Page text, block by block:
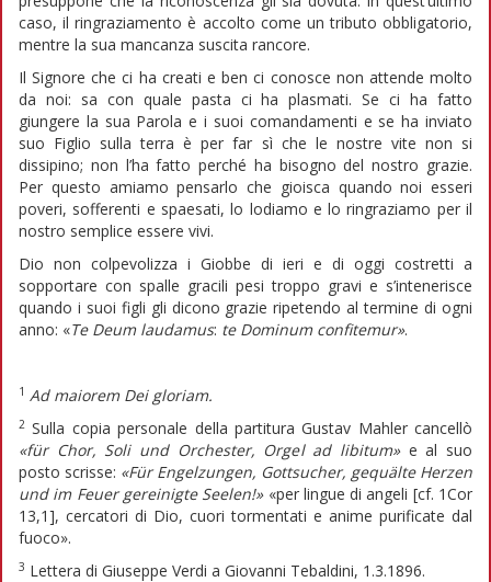
caso, il ringraziamento è accolto come un tributo obbligatorio,
mentre la sua mancanza suscita rancore.
Il Signore che ci ha creati e ben ci conosce non attende molto
da noi: sa con quale pasta ci ha plasmati. Se ci ha fatto
giungere la sua Parola e i suoi comandamenti e se ha inviato
suo Figlio sulla terra è per far sì che le nostre vite non si
dissipino; non l’ha fatto perché ha bisogno del nostro grazie.
Per questo amiamo pensarlo che gioisca quando noi esseri
poveri, sofferenti e spaesati, lo lodiamo e lo ringraziamo per il
nostro semplice essere vivi.
Dio non colpevolizza i Giobbe di ieri e di oggi costretti a
sopportare con spalle gracili pesi troppo gravi e s’intenerisce
quando i suoi figli gli dicono grazie ripetendo al termine di ogni
anno: «Te Deum laudamus: te Dominum confitemur».
1 Ad maiorem Dei gloriam.
2 Sulla copia personale della partitura Gustav Mahler cancellò
«für Chor, Soli und Orchester, Orgel ad libitum»e al suo
posto scrisse: «Für Engelzungen, Gottsucher, gequälte Herzen
und im Feuer gereinigte Seelen!»«per lingue di angeli [cf. 1Cor
13,1], cercatori di Dio, cuori tormentati e anime purificate dal
fuoco».
3 Lettera di Giuseppe Verdi a Giovanni Tebaldini, 1.3.1896.